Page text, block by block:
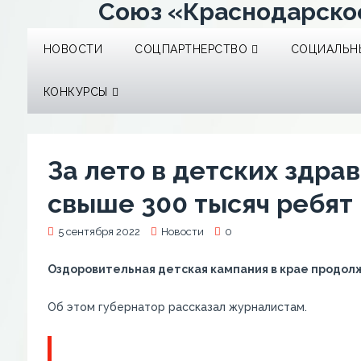
Союз
НОВОСТИ СОЦПАРТНЕРСТВО
КОНКУРСЫ
За лето в детских
свыше 300 тысяч ребят
5 сентября 2022 Новости 0
Оздоровительная детская кампания в крае
Об этом губернатор рассказал журналистам.